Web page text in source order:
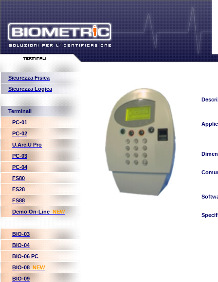
Sicurezza Fisica
Sicurezza Logica
Terminali
PC-01
PC-02
U.Are.U Pro
PC-03
PC-04
FS80
FS28
FS88
Demo On-LineNEW
BIO-03
BIO-04
BIO-06 PC
BIO-08NEW
BIO-09